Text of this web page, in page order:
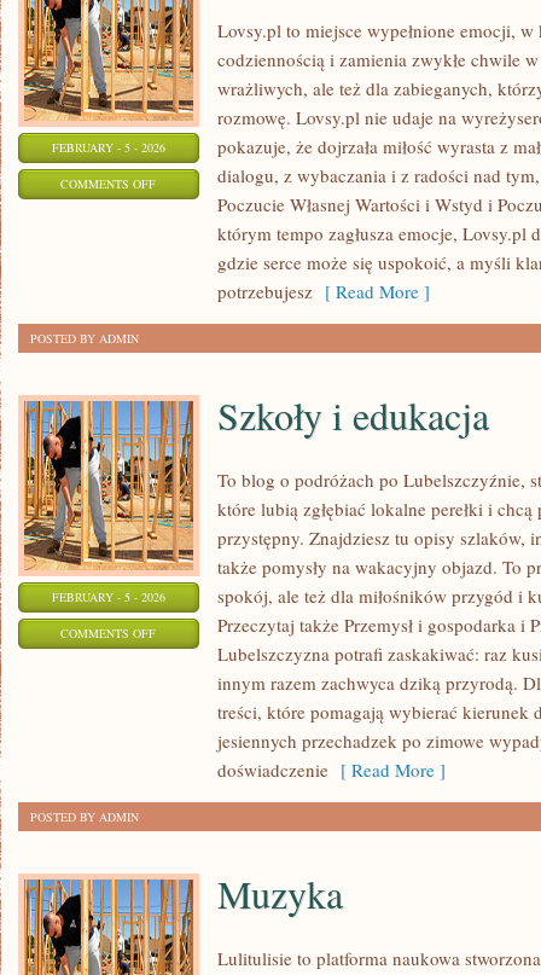
FEBRUARY - 5 - 2026
COMMENTS OFFON
OPTYMIZM
Lovsy.pl to miejsce wypełnione emocji, w
codziennością i zamienia zwykłe chwile
wrażliwych, ale też dla zabieganych,
rozmowę. Lovsy.pl nie udaje na
pokazuje, że dojrzała miłość wyrasta z
dialogu, z wybaczania i z radości nad
Poczucie Własnej Wartości i Wstyd i
którym tempo zagłusza emocje, Lovsy.pl
gdzie serce może się uspokoić, a myśli
potrzebujesz [ Read More ]
POSTED BY ADMIN
FEBRUARY - 5 - 2026
COMMENTS OFFON
Szkoły i edukacja
To blog o podróżach po Lubelszczyźnie,
które lubią zgłębiać lokalne perełki i
przystępny. Znajdziesz tu opisy szlaków,
także pomysły na wakacyjny objazd. To
spokój, ale też dla miłośników przygód i
Przeczytaj także Przemysł i gospodarka i
Lubelszczyzna potrafi zaskakiwać: raz
innym razem zachwyca dziką przyrodą.
treści, które pomagają wybierać kierunek
jesiennych przechadzek po zimowe
doświadczenie [ Read More ]
POSTED BY ADMIN
Muzyka
Lulitulisie to platforma naukowa